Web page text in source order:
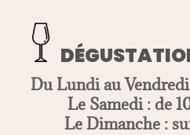
Du Lundi au
Le Samedi : de
Le Dimanche :